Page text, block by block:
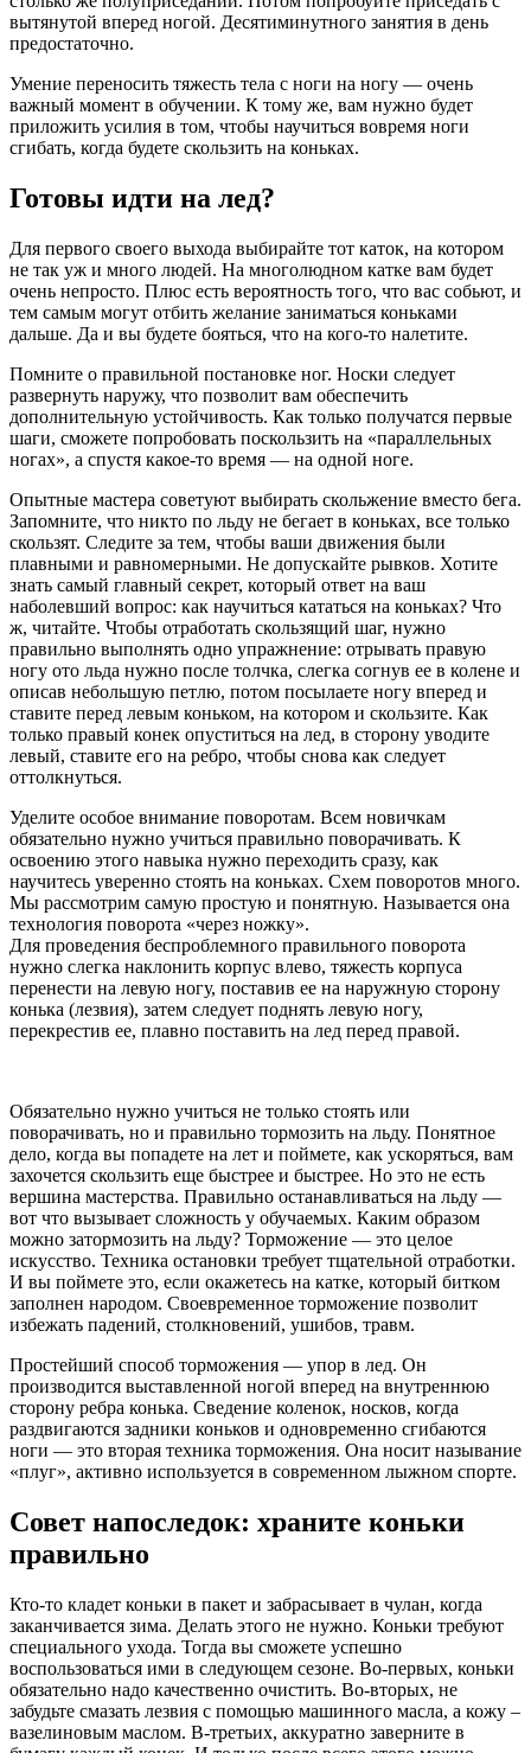
вытянутой вперед ногой. Десятиминутного занятия в день
предостаточно.
Умение переносить тяжесть тела с ноги на ногу — очень
важный момент в обучении. К тому же, вам нужно будет
приложить усилия в том, чтобы научиться вовремя ноги
сгибать, когда будете скользить на коньках.
Готовы идти на лед?
Для первого своего выхода выбирайте тот каток, на котором
не так уж и много людей. На многолюдном катке вам будет
очень непросто. Плюс есть вероятность того, что вас собьют, и
тем самым могут отбить желание заниматься коньками
дальше. Да и вы будете бояться, что на кого-то налетите.
Помните о правильной постановке ног. Носки следует
развернуть наружу, что позволит вам обеспечить
дополнительную устойчивость. Как только получатся первые
шаги, сможете попробовать поскользить на «параллельных
ногах», а спустя какое-то время — на одной ноге.
Опытные мастера советуют выбирать скольжение вместо бега.
Запомните, что никто по льду не бегает в коньках, все только
скользят. Следите за тем, чтобы ваши движения были
плавными и равномерными. Не допускайте рывков. Хотите
знать самый главный секрет, который ответ на ваш
наболевший вопрос: как научиться кататься на коньках? Что
ж, читайте. Чтобы отработать скользящий шаг, нужно
правильно выполнять одно упражнение: отрывать правую
ногу ото льда нужно после толчка, слегка согнув ее в колене и
описав небольшую петлю, потом посылаете ногу вперед и
ставите перед левым коньком, на котором и скользите. Как
только правый конек опуститься на лед, в сторону уводите
левый, ставите его на ребро, чтобы снова как следует
оттолкнуться.
Уделите особое внимание поворотам. Всем новичкам
обязательно нужно учиться правильно поворачивать. К
освоению этого навыка нужно переходить сразу, как
научитесь уверенно стоять на коньках. Схем поворотов много.
Мы рассмотрим самую простую и понятную. Называется она
технология поворота «через ножку».
Для проведения беспроблемного правильного поворота
нужно слегка наклонить корпус влево, тяжесть корпуса
перенести на левую ногу, поставив ее на наружную сторону
конька (лезвия), затем следует поднять левую ногу,
перекрестив ее, плавно поставить на лед перед правой.
Обязательно нужно учиться не только стоять или
поворачивать, но и правильно тормозить на льду. Понятное
дело, когда вы попадете на лет и поймете, как ускоряться, вам
захочется скользить еще быстрее и быстрее. Но это не есть
вершина мастерства. Правильно останавливаться на льду —
вот что вызывает сложность у обучаемых. Каким образом
можно затормозить на льду? Торможение — это целое
искусство. Техника остановки требует тщательной отработки.
И вы поймете это, если окажетесь на катке, который битком
заполнен народом. Своевременное торможение позволит
избежать падений, столкновений, ушибов, травм.
Простейший способ торможения — упор в лед. Он
производится выставленной ногой вперед на внутреннюю
сторону ребра конька. Сведение коленок, носков, когда
раздвигаются задники коньков и одновременно сгибаются
ноги — это вторая техника торможения. Она носит называние
«плуг», активно используется в современном лыжном спорте.
Совет напоследок: храните коньки
правильно
Кто-то кладет коньки в пакет и забрасывает в чулан, когда
заканчивается зима. Делать этого не нужно. Коньки требуют
специального ухода. Тогда вы сможете успешно
воспользоваться ими в следующем сезоне. Во-первых, коньки
обязательно надо качественно очистить. Во-вторых, не
забудьте смазать лезвия с помощью машинного масла, а кожу –
вазелиновым маслом. В-третьих, аккуратно заверните в